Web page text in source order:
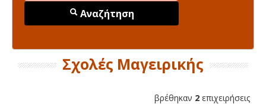
Αναζήτηση
Σχολές Μαγειρικής
βρέθηκαν 2 επιχειρήσεις